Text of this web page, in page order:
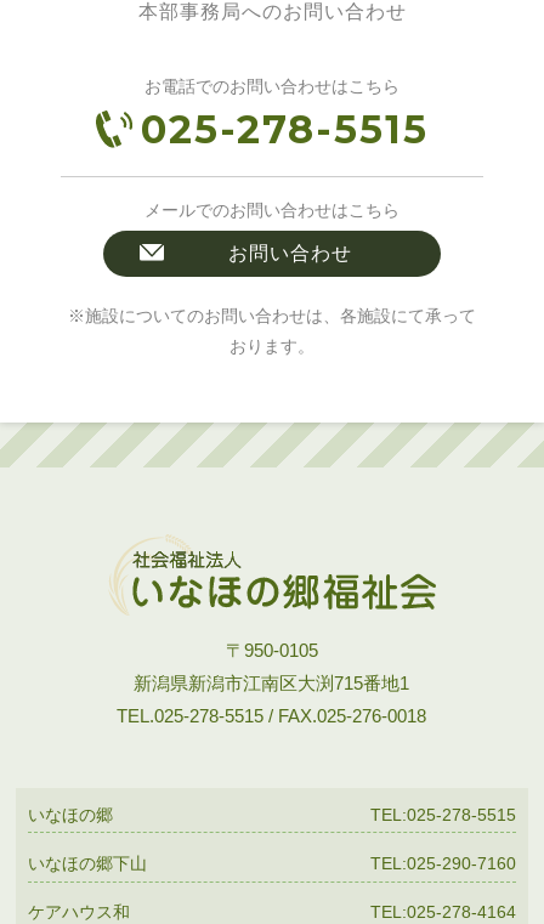
本部事務局へのお問い合わせ
お電話でのお問い合わせはこちら
025-278-5515
メールでのお問い合わせはこちら
お問い合わせ
※施設についてのお問い合わせは、各施設にて承って
おります。
〒950-0105
新潟県新潟市江南区大渕715番地1
TEL.025-278-5515 / FAX.025-276-0018
いなほの郷 TEL:025-278-5515
いなほの郷下山 TEL:025-290-7160
ケアハウス和 TEL:025-278-4164